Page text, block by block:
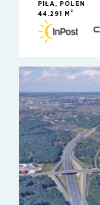
PIŁA, POLEN
44.291 M
2